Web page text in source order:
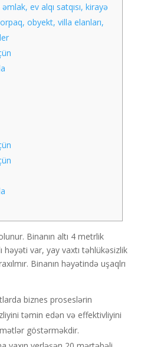
ev alqı satqısı, kirayə
obyekt, villa elanları,
Binanın altı 4 metrlik
həyəti var, yay vaxtı təhlükəsizlik
Binanın həyətində uşaqlrı
biznes proseslərin
təmin edən və effektivliyini
göstərməkdir.